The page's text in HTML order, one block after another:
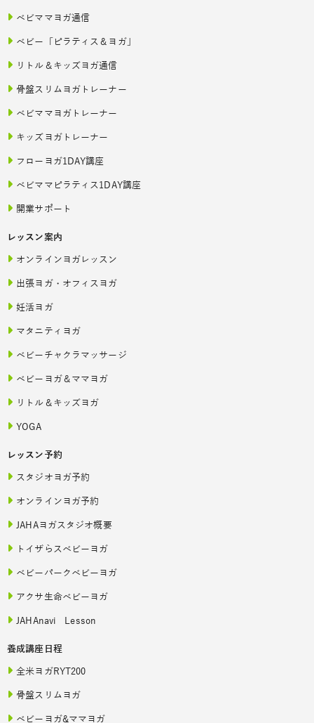
ベビママヨガ通信
ベビー「ピラティス＆ヨガ」
リトル＆キッズヨガ通信
骨盤スリムヨガトレーナー
ベビママヨガトレーナー
キッズヨガトレーナー
フローヨガ1DAY講座
ベビママピラティス1DAY講座
開業サポート
レッスン案内
オンラインヨガレッスン
出張ヨガ・オフィスヨガ
妊活ヨガ
マタニティヨガ
ベビーチャクラマッサージ
ベビーヨガ＆ママヨガ
リトル＆キッズヨガ
YOGA
レッスン予約
スタジオヨガ予約
オンラインヨガ予約
JAHAヨガスタジオ概要
トイザらスベビーヨガ
ベビーパークベビーヨガ
アクサ生命ベビーヨガ
JAHAnavi Lesson
養成講座日程
全米ヨガRYT200
骨盤スリムヨガ
ベビーヨガ&ママヨガ